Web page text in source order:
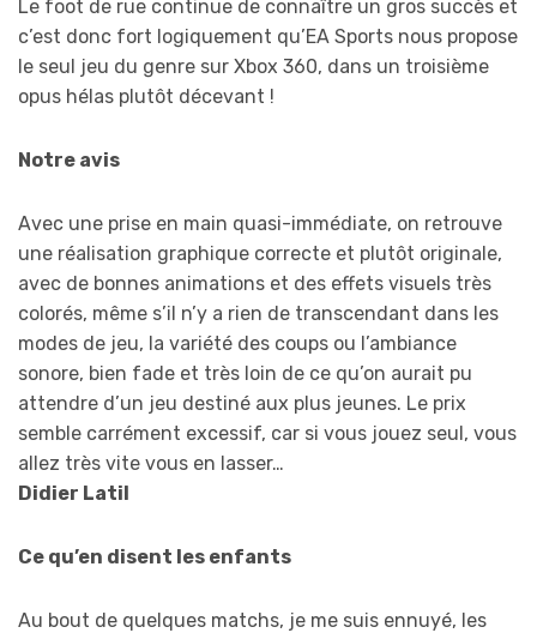
Le foot de rue continue de connaître un gros succès et
c’est donc fort logiquement qu’EA Sports nous propose
le seul jeu du genre sur Xbox 360, dans un troisième
opus hélas plutôt décevant !
Notre avis
Avec une prise en main quasi-immédiate, on retrouve
une réalisation graphique correcte et plutôt originale,
avec de bonnes animations et des effets visuels très
colorés, même s’il n’y a rien de transcendant dans les
modes de jeu, la variété des coups ou l’ambiance
sonore, bien fade et très loin de ce qu’on aurait pu
attendre d’un jeu destiné aux plus jeunes. Le prix
semble carrément excessif, car si vous jouez seul, vous
allez très vite vous en lasser…
Didier Latil
Ce qu’en disent les enfants
Au bout de quelques matchs, je me suis ennuyé, les